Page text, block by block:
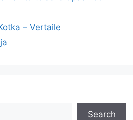
– Vertaile
Search